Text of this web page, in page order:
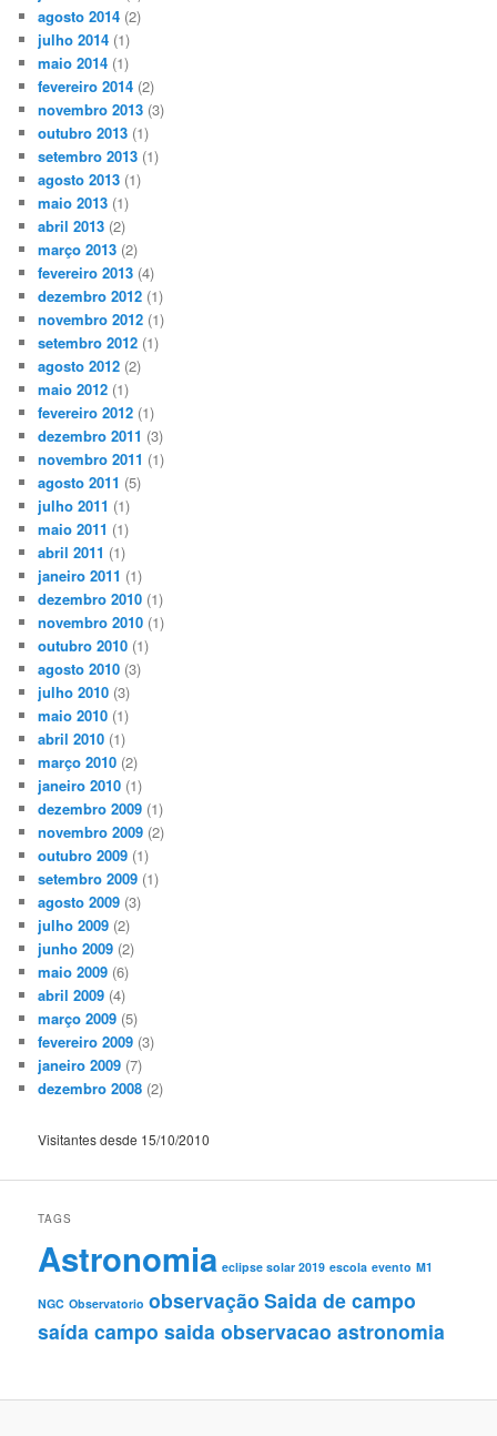
agosto 2014 (2)
julho 2014 (1)
maio 2014 (1)
fevereiro 2014 (2)
novembro 2013 (3)
outubro 2013 (1)
setembro 2013 (1)
agosto 2013 (1)
maio 2013 (1)
abril 2013 (2)
março 2013 (2)
fevereiro 2013 (4)
dezembro 2012 (1)
novembro 2012 (1)
setembro 2012 (1)
agosto 2012 (2)
maio 2012 (1)
fevereiro 2012 (1)
dezembro 2011 (3)
novembro 2011 (1)
agosto 2011 (5)
julho 2011 (1)
maio 2011 (1)
abril 2011 (1)
janeiro 2011 (1)
dezembro 2010 (1)
novembro 2010 (1)
outubro 2010 (1)
agosto 2010 (3)
julho 2010 (3)
maio 2010 (1)
abril 2010 (1)
março 2010 (2)
janeiro 2010 (1)
dezembro 2009 (1)
novembro 2009 (2)
outubro 2009 (1)
setembro 2009 (1)
agosto 2009 (3)
julho 2009 (2)
junho 2009 (2)
maio 2009 (6)
abril 2009 (4)
março 2009 (5)
fevereiro 2009 (3)
janeiro 2009 (7)
dezembro 2008 (2)
Visitantes desde 15/10/2010
TAGS
Astronomia eclipse solar 2019 escola evento M1
NGC Observatorio observação Saida de campo
saída campo saida observacao astronomia